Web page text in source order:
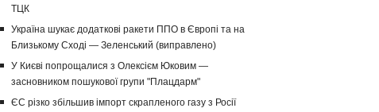
ТЦК
Україна шукає додаткові ракети ППО в Європі та на
Близькому Сході — Зеленський (виправлено)
У Києві попрощалися з Олексієм Юковим —
засновником пошукової групи "Плацдарм"
ЄС різко збільшив імпорт скрапленого газу з Росії